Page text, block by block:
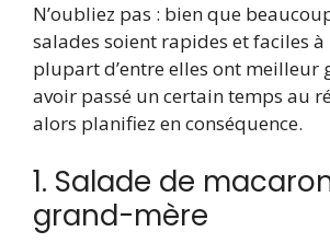
N’oubliez pas : bien que
salades soient rapides et faciles
plupart d’entre elles ont meilleur
avoir passé un certain temps au
alors planifiez en conséquence.
1. Salade de
grand-mère